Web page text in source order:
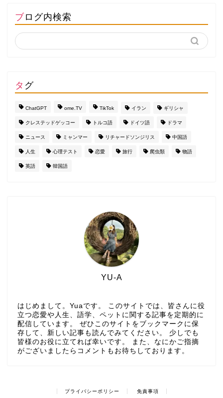
ブログ内検索
タグ
ChatGPT ome.TV TikTok イラン ギリシャ
クレステッドゲッコー トルコ語 ドイツ語 ドラマ
ニュース ミャンマー リチャードソンジリス 中国語
人生 心理テスト 恋愛 旅行 爬虫類 物語
英語 韓国語
YU-A
はじめまして。Yuaです。 このサイトでは、皆さんに役
立つ恋愛や人生、語学、ペットに関する記事を定期的に
配信しています。 ぜひこのサイトをブックマークに保
存して、新しい記事も読んでみてください。 少しでも
皆様のお役に立てれば幸いです。 また、なにかご指摘
がございましたらコメントもお待ちしております。
プライバシーポリシー 免責事項